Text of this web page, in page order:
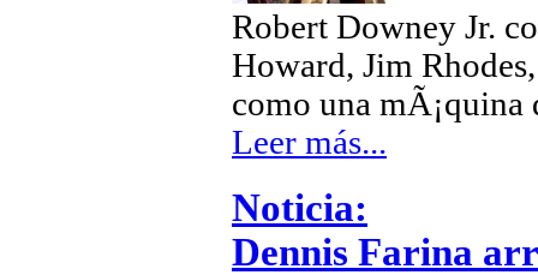
Robert Downey Jr.
Howard, Jim
como una mÃ¡quina
Leer más...
Noticia:
Dennis Farina